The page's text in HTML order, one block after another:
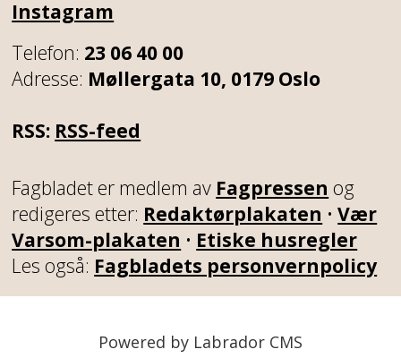
Instagram
Telefon: 23 06 40 00
Adresse: Møllergata 10, 0179 Oslo
RSS: RSS-feed
Fagbladet er medlem av Fagpressen og
redigeres etter: Redaktørplakaten • Vær
Varsom-plakaten • Etiske husregler
Les også: Fagbladets personvernpolicy
Powered by Labrador CMS